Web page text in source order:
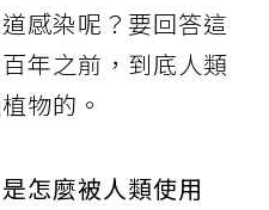
感染呢？要回答這
年之前，到底人類
物的。
怎麼被人類使用